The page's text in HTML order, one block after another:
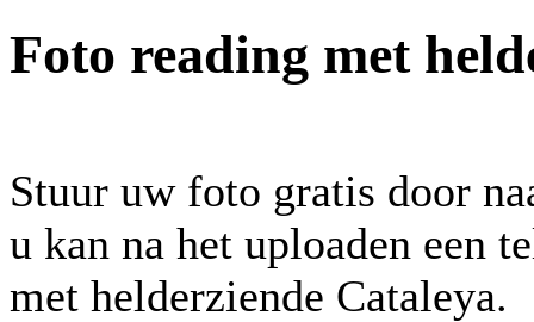
Foto reading met
Stuur uw foto gratis door
u kan na het uploaden een
met helderziende Cataleya.